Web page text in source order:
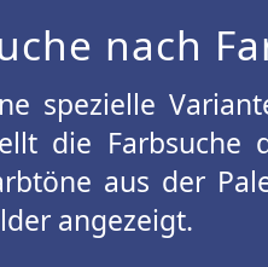
nach
spezielle
die Farbsuche
aus der
angezeigt.